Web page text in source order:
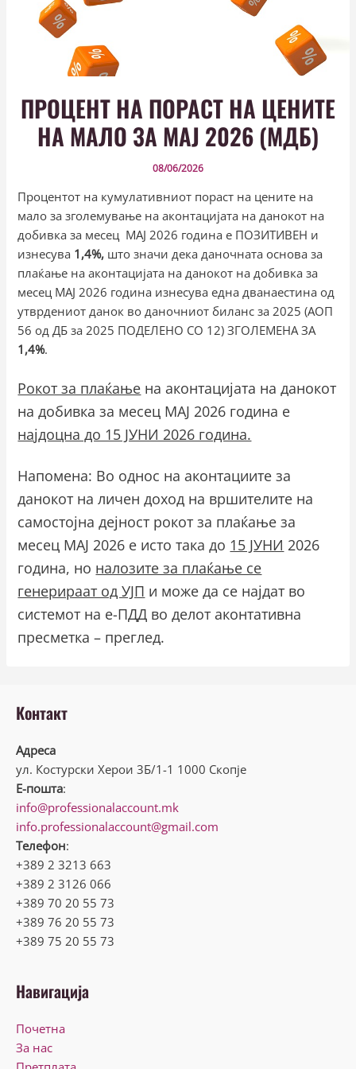
ПРОЦЕНТ НА ПОРАСТ НА ЦЕНИТЕ
НА МАЛО ЗА MAJ 2026 (МДБ)
08/06/2026
Процентот на кумулативниот пораст на цените на
мало за зголемување на аконтацијата на данокот на
добивка за месец МАЈ 2026 година е ПОЗИТИВЕН и
изнесува 1,4%, што значи дека даночната основа за
плаќање на аконтацијата на данокот на добивка за
месец МАЈ 2026 година изнесува една дванаестина од
утврдениот данок во даночниот биланс за 2025 (АОП
56 од ДБ за 2025 ПОДЕЛЕНО СО 12) ЗГОЛЕМЕНА ЗА
1,4%.
Рoкот за плаќање на аконтацијата на данокот
на добивка за месец МАЈ 2026 година е
најдоцна до 15 ЈУНИ 2026 година.
Напомена: Во однос на аконтациите за
данокот на личен доход на вршителите на
самостојна дејност рокот за плаќање за
месец МАЈ 2026 е исто така до 15 ЈУНИ 2026
година, но налозите за плаќање се
генерираат од УЈП и може да се најдат во
системот на е-ПДД во делот аконтативна
пресметка – преглед.
Контакт
Адреса
ул. Костурски Херои 3Б/1-1 1000 Скопје
Е-пошта:
info@professionalaccount.mk
info.professionalaccount@gmail.com
Телефон:
+389 2 3213 663
+389 2 3126 066
+389 70 20 55 73
+389 76 20 55 73
+389 75 20 55 73
Навигација
Почетна
За нас